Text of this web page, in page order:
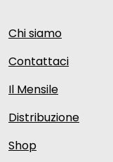
Chi siamo
Contattaci
Il Mensile
Distribuzione
Shop